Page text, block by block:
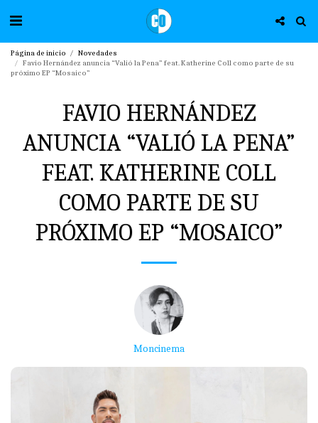
Página de inicio
Novedades
Favio Hernández anuncia “Valió la Pena” feat. Katherine Coll como parte de su
próximo EP “Mosaico”
FAVIO HERNÁNDEZ
ANUNCIA “VALIÓ LA PENA”
FEAT. KATHERINE COLL
COMO PARTE DE SU
PRÓXIMO EP “MOSAICO”
Moncinema